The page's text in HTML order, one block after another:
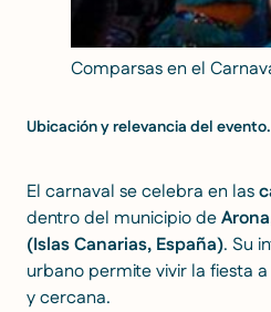
Comparsas en el
Ubicación y relevancia del evento.
El carnaval se celebra en las
dentro del municipio deArona
(Islas Canarias, España). Su
urbano permite vivir la fiesta
y cercana.